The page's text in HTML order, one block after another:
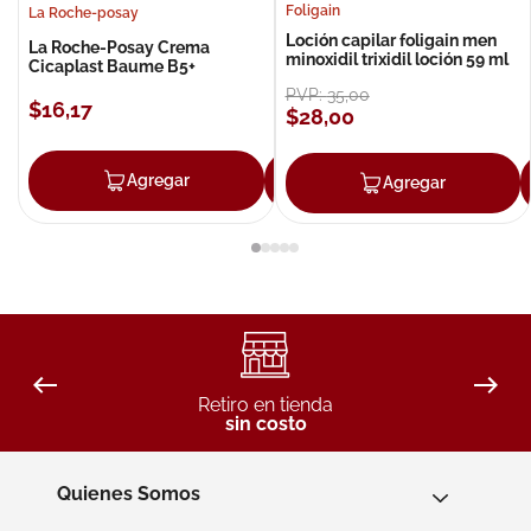
La Roche-posay
La Roche-Posay Crema
Cicaplast Baume B5+
$16,17
Agregar Agregar
Foligain
Loción capilar foligain men
minoxidil trixidil loción 59 ml
PVP:35,00
$28,00
Agregar
Retiro en tienda
sin costo
Quienes Somos